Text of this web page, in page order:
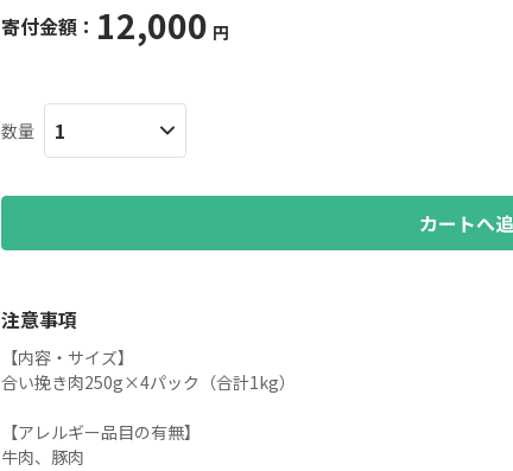
寄付金額： 12,000 円
数量
カートへ
注意事項
【内容・サイズ】
合い挽き肉250g×4パック（合計1kg）
【アレルギー品目の有無】
牛肉、豚肉